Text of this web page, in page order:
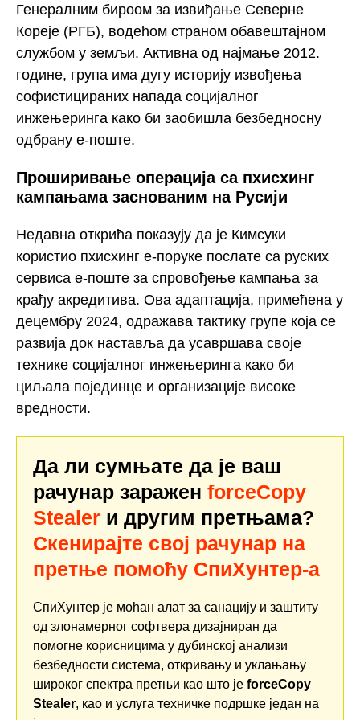
Генералним бироом за извиђање Северне
Кореје (РГБ), водећом страном обавештајном
службом у земљи. Активна од најмање 2012.
године, група има дугу историју извођења
софистицираних напада социјалног
инжењеринга како би заобишла безбедносну
одбрану е-поште.
Проширивање операција са пхисхинг
кампањама заснованим на Русији
Недавна открића показују да је Кимсуки
користио пхисхинг е-поруке послате са руских
сервиса е-поште за спровођење кампања за
крађу акредитива. Ова адаптација, примећена у
децембру 2024, одражава тактику групе која се
развија док наставља да усавршава своје
технике социјалног инжењеринга како би
циљала појединце и организације високе
вредности.
Да ли сумњате да је ваш
рачунар заражен forceCopy
Stealer и другим претњама?
Скенирајте свој рачунар на
претње помоћу СпиХунтер-а
СпиХунтер је моћан алат за санацију и заштиту
од злонамерног софтвера дизајниран да
помогне корисницима у дубинској анализи
безбедности система, откривању и уклањању
широког спектра претњи као што је forceCopy
Stealer, као и услуга техничке подршке један на